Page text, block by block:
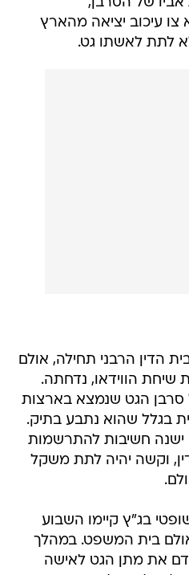
של הסרבן,
צו עיכוב יציאה מהארץ
לתת לאשתו גט.
הדין הרבני תחילה, אולם
הווידאו, נדחתה.
סרבן הגט שנמצא בארצות
בגלל שהוא נתבע בתיק.
ישנה חשיבות להתרשמות
וקשה יהיה לתת משקל
בג"ץ קיימו השבוע
בית המשפט. במהלך
את מתן הגט לאישה